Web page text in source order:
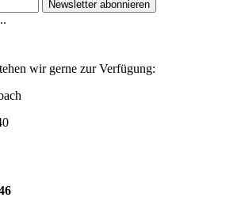
Newsletter abonnieren
wir gerne zur Verfügung: